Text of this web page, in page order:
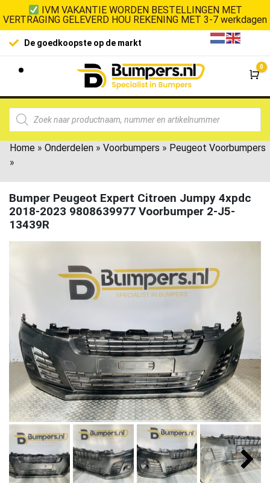
IVM VAKANTIE WORDEN BESTELLINGEN MET
VERTRAGING GELEVERD HOU REKENING MET 3-7 werkdagen
De goedkoopste op de markt
0
Home » Onderdelen » Voorbumpers » Peugeot Voorbumpers
»
Bumper Peugeot Expert Citroen Jumpy 4xpdc
2018-2023 9808639977 Voorbumper 2-J5-
13439R